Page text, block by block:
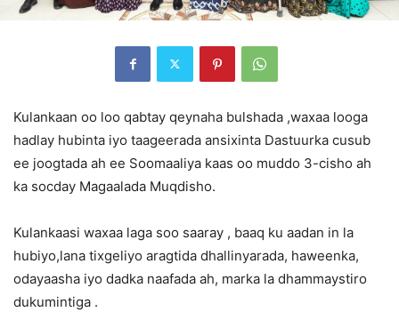
Kulankaan oo loo qabtay qeynaha bulshada ,waxaa looga
hadlay hubinta iyo taageerada ansixinta Dastuurka cusub
ee joogtada ah ee Soomaaliya kaas oo muddo 3-cisho ah
ka socday Magaalada Muqdisho.
Kulankaasi waxaa laga soo saaray , baaq ku aadan in la
hubiyo,lana tixgeliyo aragtida dhallinyarada, haweenka,
odayaasha iyo dadka naafada ah, marka la dhammaystiro
dukumintiga .